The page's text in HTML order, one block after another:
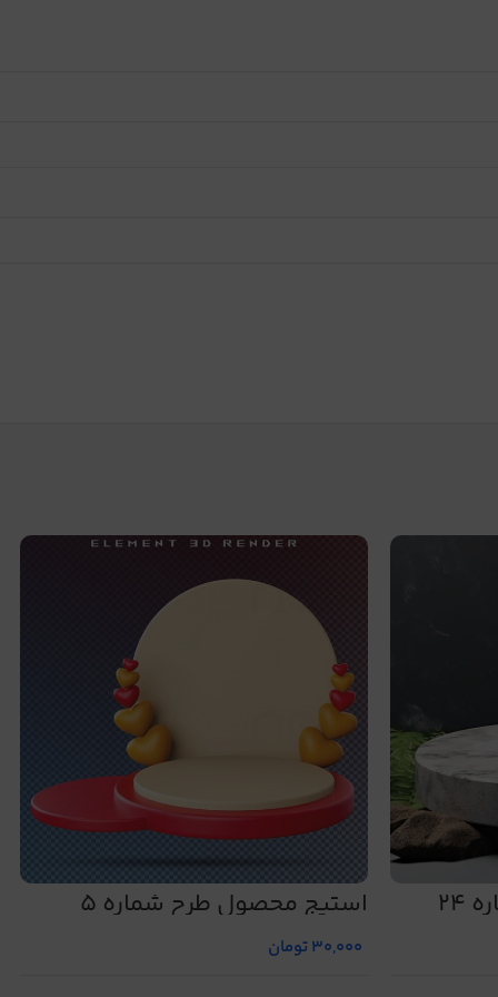
استیج محصول طرح شماره 5
30,000تومان